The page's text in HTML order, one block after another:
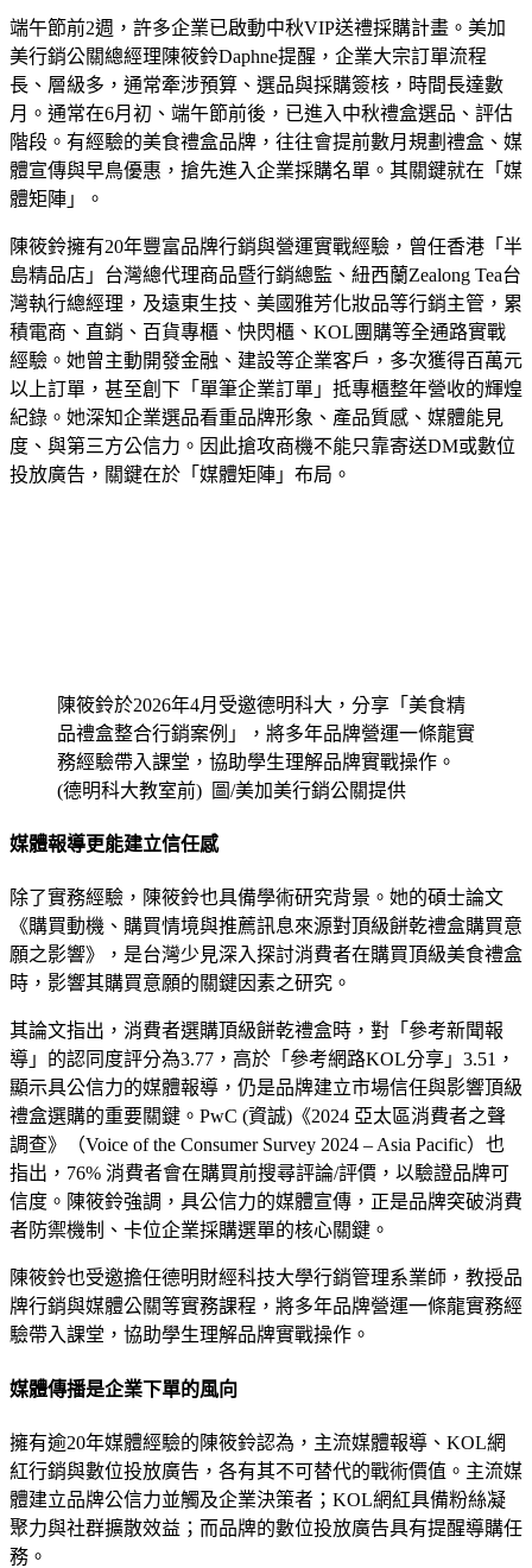
端午節前2週，許多企業已啟動中秋VIP送禮採購計畫。美加
美行銷公關總經理陳筱鈴Daphne提醒，企業大宗訂單流程
長、層級多，通常牽涉預算、選品與採購簽核，時間長達數
月。通常在6月初、端午節前後，已進入中秋禮盒選品、評估
階段。有經驗的美食禮盒品牌，往往會提前數月規劃禮盒、媒
體宣傳與早鳥優惠，搶先進入企業採購名單。其關鍵就在「媒
體矩陣」。
陳筱鈴擁有20年豐富品牌行銷與營運實戰經驗，曾任香港「半
島精品店」台灣總代理商品暨行銷總監、紐西蘭Zealong Tea台
灣執行總經理，及遠東生技、美國雅芳化妝品等行銷主管，累
積電商、直銷、百貨專櫃、快閃櫃、KOL團購等全通路實戰
經驗。她曾主動開發金融、建設等企業客戶，多次獲得百萬元
以上訂單，甚至創下「單筆企業訂單」抵專櫃整年營收的輝煌
紀錄。她深知企業選品看重品牌形象、產品質感、媒體能見
度、與第三方公信力。因此搶攻商機不能只靠寄送DM或數位
投放廣告，關鍵在於「媒體矩陣」布局。
陳筱鈴於2026年4月受邀德明科大，分享「美食精
品禮盒整合行銷案例」，將多年品牌營運一條龍實
務經驗帶入課堂，協助學生理解品牌實戰操作。
(德明科大教室前) 圖/美加美行銷公關提供
媒體報導更能建立信任感
除了實務經驗，陳筱鈴也具備學術研究背景。她的碩士論文
《購買動機、購買情境與推薦訊息來源對頂級餅乾禮盒購買意
願之影響》，是台灣少見深入探討消費者在購買頂級美食禮盒
時，影響其購買意願的關鍵因素之研究。
其論文指出，消費者選購頂級餅乾禮盒時，對「參考新聞報
導」的認同度評分為3.77，高於「參考網路KOL分享」3.51，
顯示具公信力的媒體報導，仍是品牌建立市場信任與影響頂級
禮盒選購的重要關鍵。PwC (資誠)《2024 亞太區消費者之聲
調查》（Voice of the Consumer Survey 2024 – Asia Pacific）也
指出，76% 消費者會在購買前搜尋評論/評價，以驗證品牌可
信度。陳筱鈴強調，具公信力的媒體宣傳，正是品牌突破消費
者防禦機制、卡位企業採購選單的核心關鍵。
陳筱鈴也受邀擔任德明財經科技大學行銷管理系業師，教授品
牌行銷與媒體公關等實務課程，將多年品牌營運一條龍實務經
驗帶入課堂，協助學生理解品牌實戰操作。
媒體傳播是企業下單的風向
擁有逾20年媒體經驗的陳筱鈴認為，主流媒體報導、KOL網
紅行銷與數位投放廣告，各有其不可替代的戰術價值。主流媒
體建立品牌公信力並觸及企業決策者；KOL網紅具備粉絲凝
聚力與社群擴散效益；而品牌的數位投放廣告具有提醒導購任
務。